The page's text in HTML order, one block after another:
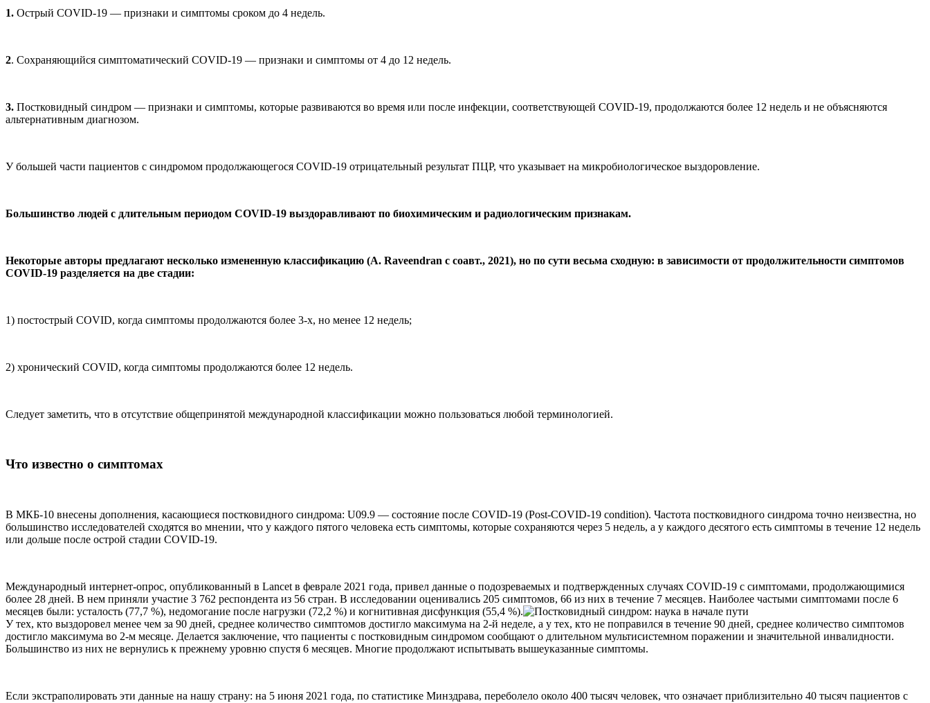
1. Острый COVID-19 — признаки и симптомы сроком до 4 недель.
2. Сохраняющийся симптоматический COVID-19 — признаки и симптомы от 4 до 12 недель.
3. Постковидный синдром — признаки и симптомы, которые развиваются во время или после инфекции, соответствующей COVID-19, продолжаются более 12 недель и не объясняются
альтернативным диагнозом.
У большей части пациентов с синдромом продолжающегося COVID-19 отрицательный результат ПЦР, что указывает на микробиологическое выздоровление.
Большинство людей с длительным периодом COVID-19 выздоравливают по биохимическим и радиологическим признакам.
Некоторые авторы предлагают несколько измененную классификацию (A. Raveendran с соавт., 2021), но по сути весьма сходную: в зависимости от продолжительности симптомов
COVID-19 разделяется на две стадии:
1) постострый COVID, когда симптомы продолжаются более 3-х, но менее 12 недель;
2) хронический COVID, когда симптомы продолжаются более 12 недель.
Следует заметить, что в отсутствие общепринятой международной классификации можно пользоваться любой терминологией.
Что известно о симптомах
В МКБ-10 внесены дополнения, касающиеся постковидного синдрома: U09.9 — состояние после COVID-19 (Post-COVID-19 condition). Частота постковидного синдрома точно неизвестна, но
большинство исследователей сходятся во мнении, что у каждого пятого человека есть симптомы, которые сохраняются через 5 недель, а у каждого десятого есть симптомы в течение 12 недель
или дольше после острой стадии COVID-19.
Международный интернет-опрос, опубликованный в Lancet в феврале 2021 года, привел данные о подозреваемых и подтвержденных случаях COVID-19 с симптомами, продолжающимися
более 28 дней. В нем приняли участие 3 762 респондента из 56 стран. В исследовании оценивались 205 симптомов, 66 из них в течение 7 месяцев. Наиболее частыми симптомами после 6
месяцев были: усталость (77,7 %), недомогание после нагрузки (72,2 %) и когнитивная дисфункция (55,4 %).
У тех, кто выздоровел менее чем за 90 дней, среднее количество симптомов достигло максимума на 2-й неделе, а у тех, кто не поправился в течение 90 дней, среднее количество симптомов
достигло максимума во 2-м месяце. Делается заключение, что пациенты с постковидным синдромом сообщают о длительном мультисистемном поражении и значительной инвалидности.
Большинство из них не вернулись к прежнему уровню спустя 6 месяцев. Многие продолжают испытывать вышеуказанные симптомы.
Если экстраполировать эти данные на нашу страну: на 5 июня 2021 года, по статистике Минздрава, переболело около 400 тысяч человек, что означает приблизительно 40 тысяч пациентов с